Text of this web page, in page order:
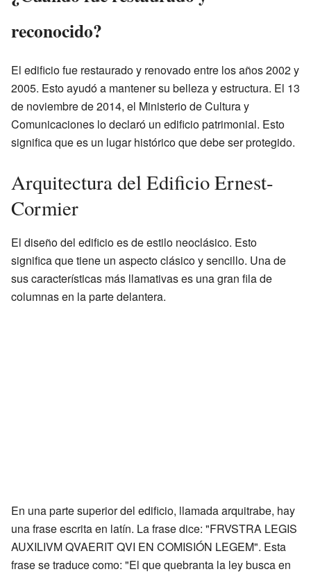
reconocido?
El edificio fue restaurado y renovado entre los años 2002 y
2005. Esto ayudó a mantener su belleza y estructura. El 13
de noviembre de 2014, el Ministerio de Cultura y
Comunicaciones lo declaró un edificio patrimonial. Esto
significa que es un lugar histórico que debe ser protegido.
Arquitectura del Edificio Ernest-
Cormier
El diseño del edificio es de estilo neoclásico. Esto
significa que tiene un aspecto clásico y sencillo. Una de
sus características más llamativas es una gran fila de
columnas en la parte delantera.
En una parte superior del edificio, llamada arquitrabe, hay
una frase escrita en latín. La frase dice: "FRVSTRA LEGIS
AUXILIVM QVAERIT QVI EN COMISIÓN LEGEM". Esta
frase se traduce como: "El que quebranta la ley busca en